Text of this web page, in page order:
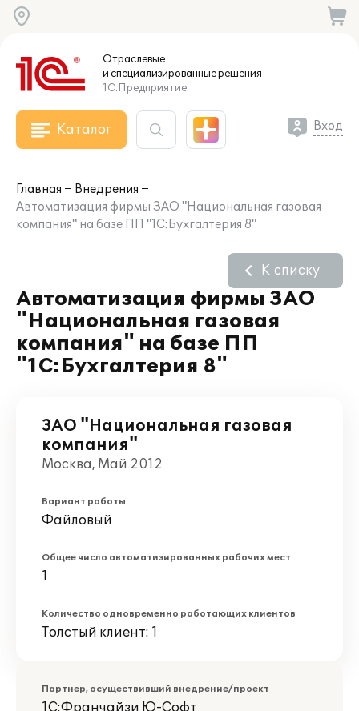
Отраслевые
и специализированныерешения
1С:Предприятие
Каталог Вход
Главная
Внедрения
Автоматизация фирмы ЗАО "Национальная газовая
компания" на базе ПП "1С:Бухгалтерия 8"
Автоматизация фирмы ЗАО
"Национальная газовая
компания" на базе ПП
"1С:Бухгалтерия 8"
К списку
ЗАО "Национальная газовая
компания"
Москва, Май 2012
Вариант работы
Файловый
Общее число автоматизированных рабочих мест
1
Количество одновременно работающих клиентов
Толстый клиент: 1
Партнер, осуществивший внедрение/проект
1С:Франчайзи Ю-Софт